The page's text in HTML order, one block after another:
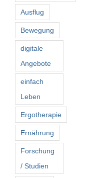
Ausflug
Bewegung
digitale
Angebote
einfach
Leben
Ergotherapie
Ernährung
Forschung
/ Studien